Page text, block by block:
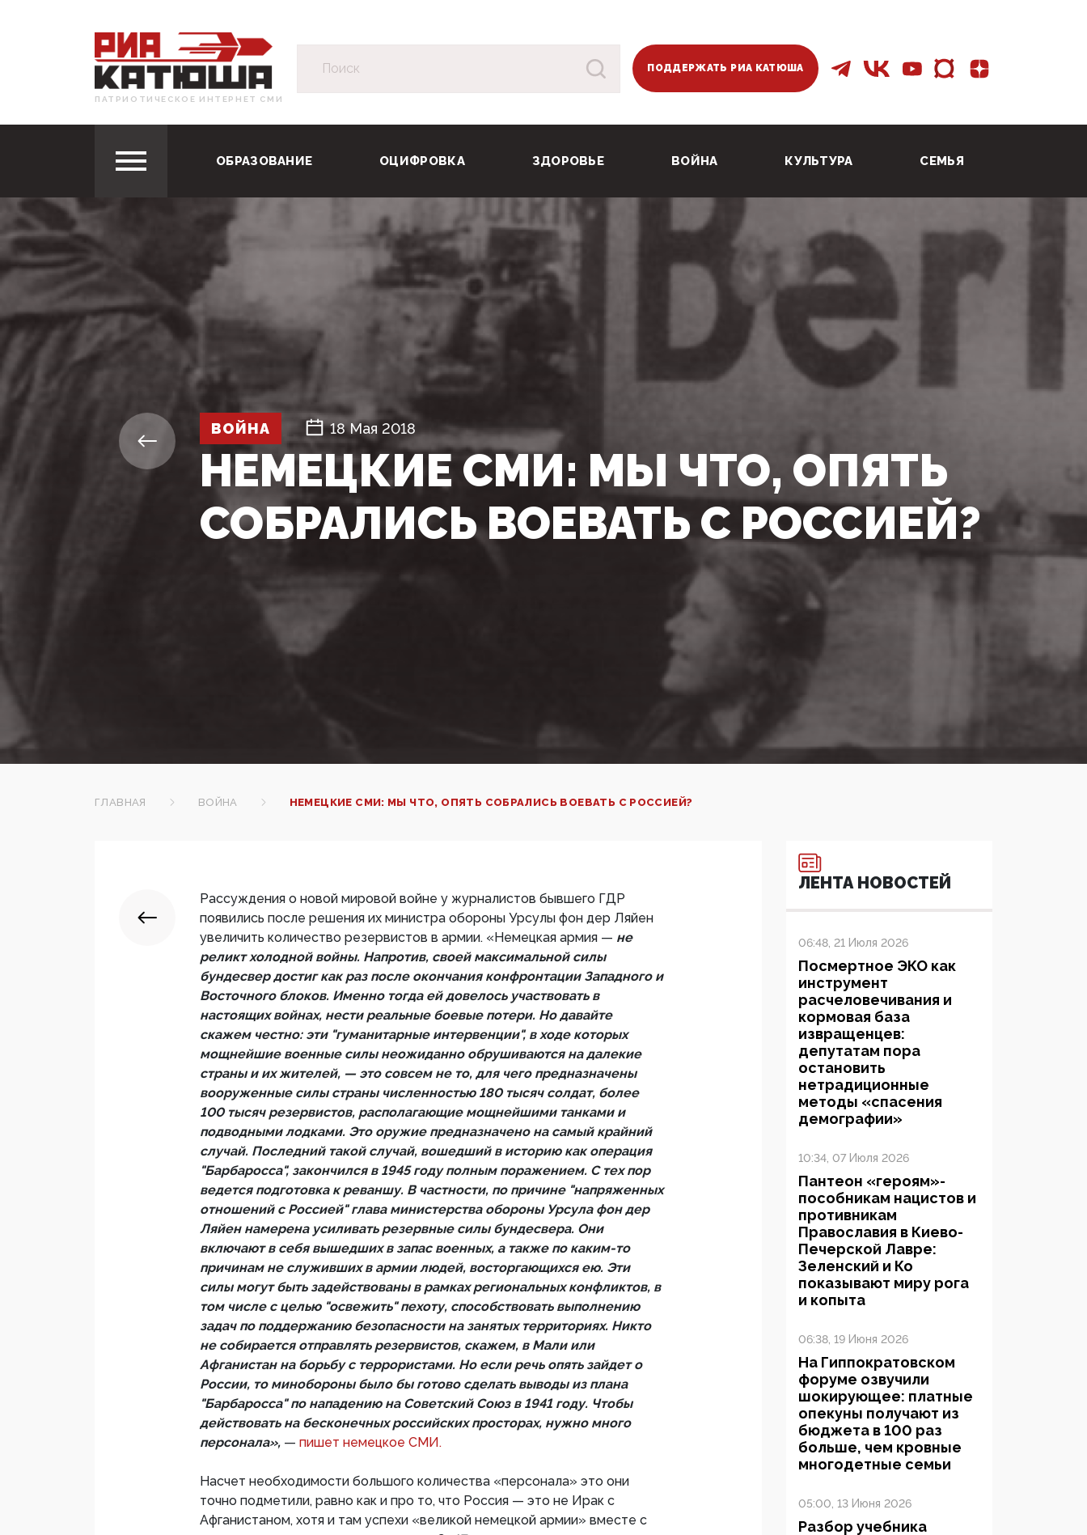
ПАТРИОТИЧЕСКОЕ ИНТЕРНЕТ СМИ
ПОДДЕРЖАТЬ РИА КАТЮША
ОБРАЗОВАНИЕ ОЦИФРОВКА ЗДОРОВЬЕ ВОЙНА КУЛЬТУРА СЕМЬЯ
ВОЙНА 18 Мая 2018
НЕМЕЦКИЕ СМИ: МЫ ЧТО, ОПЯТЬ
СОБРАЛИСЬ ВОЕВАТЬ С РОССИЕЙ?
ГЛАВНАЯ ВОЙНА НЕМЕЦКИЕ СМИ: МЫ ЧТО, ОПЯТЬ СОБРАЛИСЬ ВОЕВАТЬ С РОССИЕЙ?
Рассуждения о новой мировой войне у журналистов бывшего ГДР
появились после решения их министра обороны Урсулы фон дер Ляйен
увеличить количество резервистов в армии. «Немецкая армия — не
реликт холодной войны. Напротив, своей максимальной силы
бундесвер достиг как раз после окончания конфронтации Западного и
Восточного блоков. Именно тогда ей довелось участвовать в
настоящих войнах, нести реальные боевые потери. Но давайте
скажем честно: эти "гуманитарные интервенции", в ходе которых
мощнейшие военные силы неожиданно обрушиваются на далекие
страны и их жителей, — это совсем не то, для чего предназначены
вооруженные силы страны численностью 180 тысяч солдат, более
100 тысяч резервистов, располагающие мощнейшими танками и
подводными лодками. Это оружие предназначено на самый крайний
случай. Последний такой случай, вошедший в историю как операция
"Барбаросса", закончился в 1945 году полным поражением. С тех пор
ведется подготовка к реваншу. В частности, по причине "напряженных
отношений с Россией" глава министерства обороны Урсула фон дер
Ляйен намерена усиливать резервные силы бундесвера. Они
включают в себя вышедших в запас военных, а также по каким-то
причинам не служивших в армии людей, восторгающихся ею. Эти
силы могут быть задействованы в рамках региональных конфликтов, в
том числе с целью "освежить" пехоту, способствовать выполнению
задач по поддержанию безопасности на занятых территориях. Никто
не собирается отправлять резервистов, скажем, в Мали или
Афганистан на борьбу с террористами. Но если речь опять зайдет о
России, то минобороны было бы готово сделать выводы из плана
"Барбаросса" по нападению на Советский Союз в 1941 году. Чтобы
действовать на бесконечных российских просторах, нужно много
персонала», — пишет немецкое СМИ.
Насчет необходимости большого количества «персонала» это они
точно подметили, равно как и про то, что Россия — это не Ирак с
Афганистаном, хотя и там успехи «великой немецкой армии» вместе с
ЛЕНТА НОВОСТЕЙ
06:48, 21 Июля 2026
Посмертное ЭКО как
инструмент
расчеловечивания и
кормовая база
извращенцев:
депутатам пора
остановить
нетрадиционные
методы «спасения
демографии»
10:34, 07 Июля 2026
Пантеон «героям»-
пособникам нацистов и
противникам
Православия в Киево-
Печерской Лавре:
Зеленский и Ко
показывают миру рога
и копыта
06:38, 19 Июня 2026
На Гиппократовском
форуме озвучили
шокирующее: платные
опекуны получают из
бюджета в 100 раз
больше, чем кровные
многодетные семьи
05:00, 13 Июня 2026
Разбор учебника